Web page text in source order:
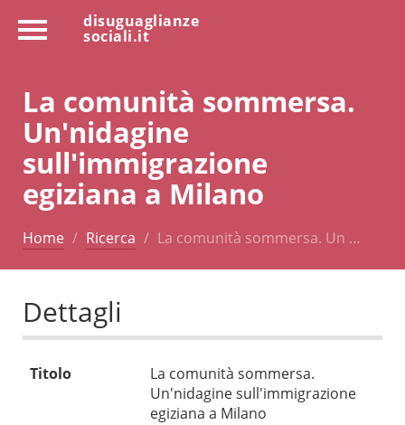
disuguaglianze
sociali.it
La comunità sommersa.
Un'nidagine
sull'immigrazione
egiziana a Milano
Home Ricerca La comunità sommersa. Un …
Dettagli
Titolo
La comunità sommersa.
Un'nidagine sull'immigrazione
egiziana a Milano